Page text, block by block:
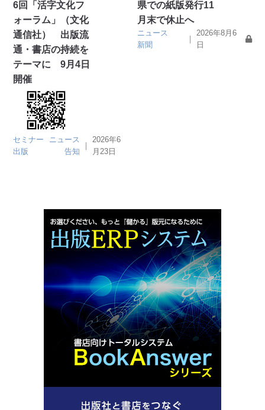
6回「活字文化フ
ォーラム」（文化
通信社） 出版流
通・書店の持続を
テーマに 9月4日
開催
セミナー
ニュース
出版
告知
｜
2026年6
月23日
県での紙版発行11
月末で休止へ
ニュース
新聞
｜
2026年8月6
日